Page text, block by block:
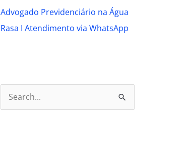
Advogado Previdenciário na Água
Rasa I Atendimento via WhatsApp